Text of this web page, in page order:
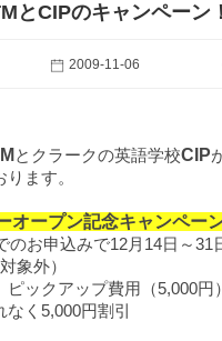
とCIPのキャンペーン！
2009-11-06
とクラークの英語学校CIP
ます。
ープン記念キャンペー
のお申込みで12月14日～31
象外）
ピックアップ費用（5,000円
なく5,000円割引